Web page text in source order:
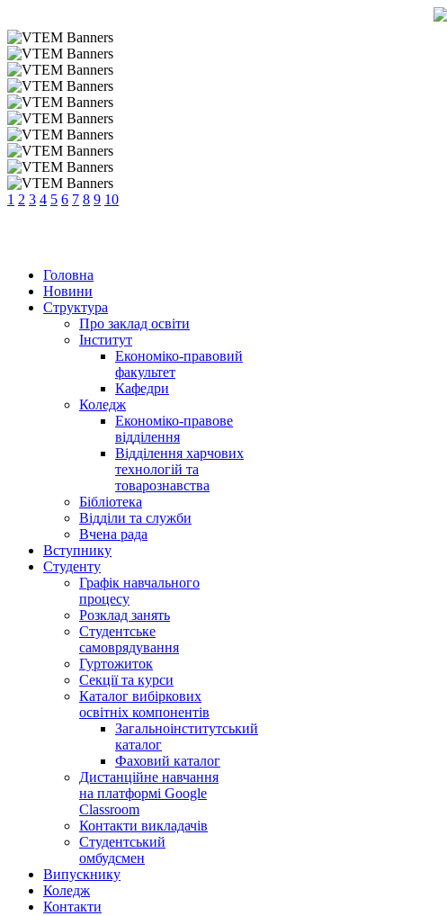
1 2 3 4 5 6 7 8 9 10
Головна
Новини
Структура
Про заклад освіти
Інститут
Економіко-правовий
факультет
Кафедри
Коледж
Економіко-правове
відділення
Відділення харчових
технологій та
товарознавства
Бібліотека
Відділи та служби
Вчена рада
Вступнику
Студенту
Графік навчального
процесу
Розклад занять
Студентське
самоврядування
Гуртожиток
Секції та курси
Каталог вибіркових
освітніх компонентів
Загальноінститутський
каталог
Фаховий каталог
Дистанційне навчання
на платформі Google
Classroom
Контакти викладачів
Студентський
омбудсмен
Випускнику
Коледж
Контакти